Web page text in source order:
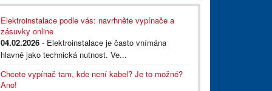
Elektroinstalace podle vás: navrhněte vypínače a
zásuvky online
04.02.2026 - Elektroinstalace je často vnímána
hlavně jako technická nutnost. Ve...
Chcete vypínač tam, kde není kabel? Je to možné?
Ano!